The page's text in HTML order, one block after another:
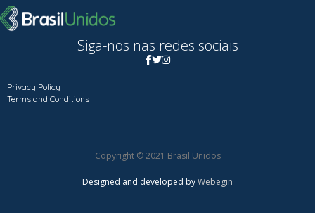
Siga-nos nas redes sociais
Privacy Policy
Terms and Conditions
Copyright © 2021 Brasil Unidos
Designed and developed byWebegin